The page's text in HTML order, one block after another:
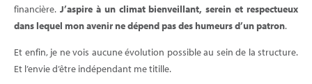
financière. J’aspire à un climat bienveillant, serein et respectueux
dans lequel mon avenir ne dépend pas des humeurs d’un patron.
Et enfin, je ne vois aucune évolution possible au sein de la structure.
Et l’envie d’être indépendant me titille.